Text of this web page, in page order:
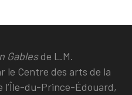
Gablesde L.M.
le Centre des arts de la
l’Île-du-Prince-Édouard,